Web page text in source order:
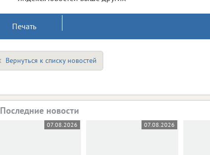
Печать
Вернуться к списку новостей
Последние новости
07.08.2026 07.08.2026